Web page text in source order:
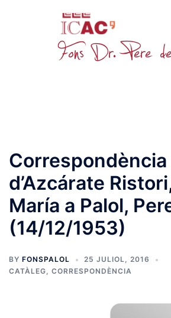
Correspondència
d’Azcárate
María a Palol,
(14/12/1953)
BY FONSPALOL
25 JULIOL, 2016
CATÀLEG, CORRESPONDÈNCIA